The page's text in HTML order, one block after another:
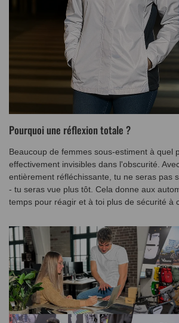
Pourquoi une réflexion totale ?
Beaucoup de femmes sous-estiment à quel
effectivement invisibles dans l'obscurité.
entièrement réfléchissante, tu ne seras pas
- tu seras vue plus tôt. Cela donne aux
temps pour réagir et à toi plus de sécurité à